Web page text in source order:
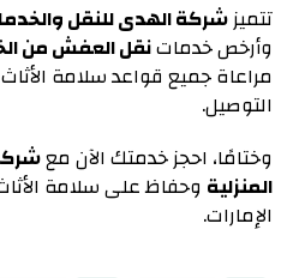
تتميزشركة الهدى للنقل
وأرخص خدماتنقل العفش من
مراعاة جميع قواعد سلامة الأثاث
التوصيل.
وختامًا، احجز خدمتك الآن مع
المنزلية وحفاظ على سلامة
الإمارات.